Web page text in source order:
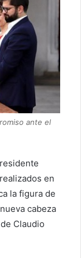
ante el
en
la figura de
cabeza
Claudio